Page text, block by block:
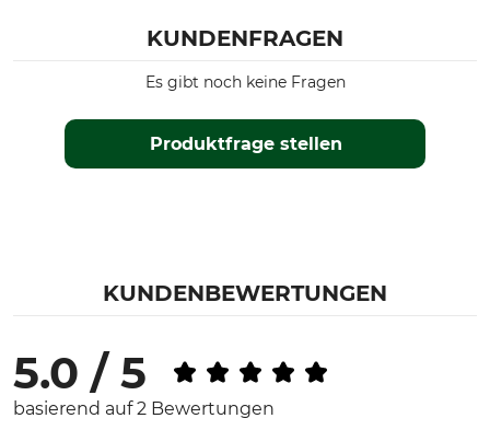
KUNDENFRAGEN
Produktfrage stellen
Es gibt noch keine Fragen
KUNDENBEWERTUNGEN
5.0 / 5
basierend auf 2 Bewertungen